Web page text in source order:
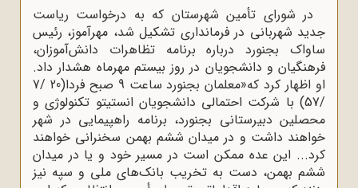
در شورای تأمین شهرستان که به درخواست ریاست
جدید شهربانی در فرمانداری تشکیل شد، مهرآموز، رئیس
ساواک بجنورد درباره برنامه تظاهرات دانش‌آموزان،
فرهنگیان و دانشجویان در روز بیستم مهرماه هشدار داد.
او اظهار کرد که«معلمان بجنورد ساعت 9 صبح فردا(20 /7
/57) با شرکت احتمالی دانشجویان انستیتو تکنولوژی و
محصلین دبیرستانی بجنورد، برنامه راهپیمایی در شهر
خواهند داشت و در میدان ششم بهمن سخنرانی خواهند
کرد... این عده ممکن است در مسیر خود و یا در میدان
ششم بهمن، دست به تخریب بانک‌های ملی و سپه نیز